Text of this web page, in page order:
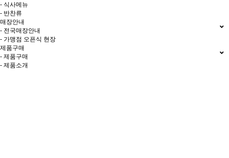
- 식사메뉴
- 반찬류
매장안내
- 전국매장안내
- 가맹점 오픈식 현장
제품구매
- 제품구매
- 제품소개